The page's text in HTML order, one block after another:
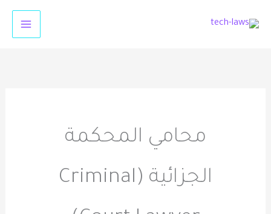
محامي المحكمة
الجزائية (Criminal